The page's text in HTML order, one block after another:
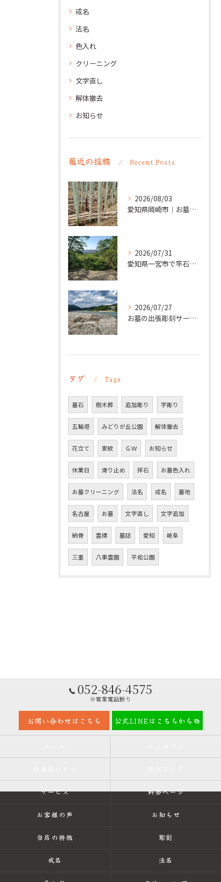
戒名
法名
色入れ
クリーニング
文字直し
解体撤去
お知らせ
最近の投稿 Recent Posts
2026/08/03
愛知県岡崎市｜お墓の追加彫り施工例 ｜彫刻本舗
2026/07/31
愛知県一宮市で竿石への追加彫刻｜彫刻本舗
2026/07/27
お墓の出張彫刻サービス【彫刻本舗】愛知県豊明市
タグ Tags
墓石 樹木葬 追加彫り 字彫り
五輪塔 みどりが丘公園 解体撤去
花立て 家紋 ＧＷ お知らせ
休業日 滑り止め 拝石 お墓色入れ
お墓クリーニング 法名 戒名 墓地
名古屋 お墓 文字直し 文字追加
納骨 霊標 墓誌 愛知 岐阜
三重 八事霊園 平和公園
052-846-4575
※営業電話断り
お問い合わせはこちら 公式LINEはこちらから
サービス 料金ページ
お客様の声 お知らせ
当店の特徴 彫刻
戒名 法名